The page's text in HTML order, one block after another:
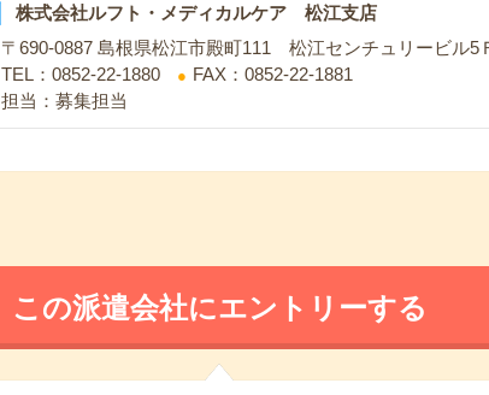
株式会社ルフト・メディカルケア 松江支店
〒690-0887 島根県松江市殿町111 松江センチュリービル5
TEL：0852-22-1880
FAX：0852-22-1881
担当：募集担当
この派遣会社にエントリーする